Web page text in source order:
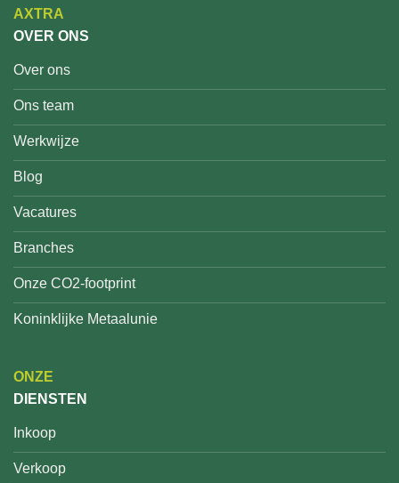
AXTRA
OVER ONS
Over ons
Ons team
Werkwijze
Blog
Vacatures
Branches
Onze CO2-footprint
Koninklijke Metaalunie
ONZE
DIENSTEN
Inkoop
Verkoop